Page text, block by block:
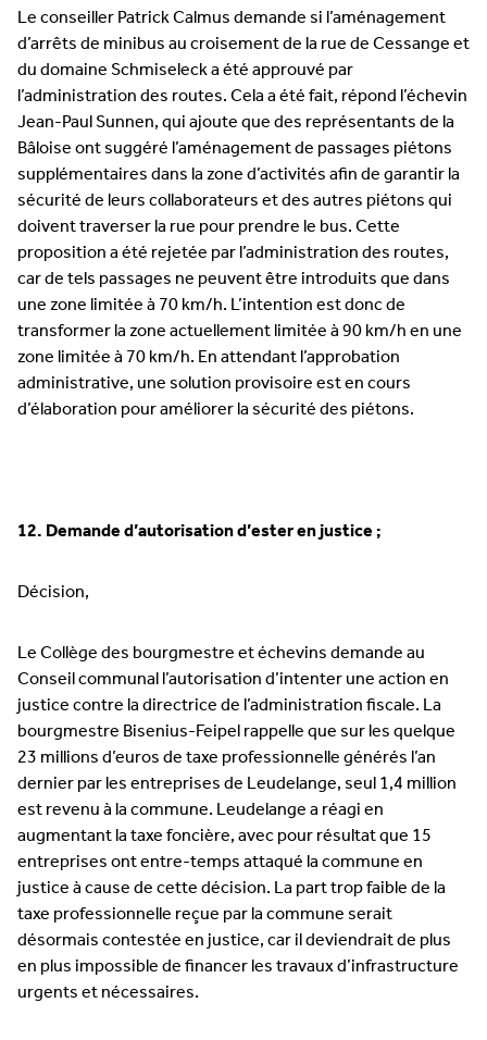
Le conseiller Patrick Calmus demande si l’aménagement
d’arrêts de minibus au croisement de la rue de Cessange et
du domaine Schmiseleck a été approuvé par
l’administration des routes. Cela a été fait, répond l’échevin
Jean-Paul Sunnen, qui ajoute que des représentants de la
Bâloise ont suggéré l’aménagement de passages piétons
supplémentaires dans la zone d’activités afin de garantir la
sécurité de leurs collaborateurs et des autres piétons qui
doivent traverser la rue pour prendre le bus. Cette
proposition a été rejetée par l’administration des routes,
car de tels passages ne peuvent être introduits que dans
une zone limitée à 70 km/h. L’intention est donc de
transformer la zone actuellement limitée à 90 km/h en une
zone limitée à 70 km/h. En attendant l’approbation
administrative, une solution provisoire est en cours
d’élaboration pour améliorer la sécurité des piétons.
12. Demande d’autorisation d’ester en justice ;
Décision,
Le Collège des bourgmestre et échevins demande au
Conseil communal l’autorisation d’intenter une action en
justice contre la directrice de l’administration fiscale. La
bourgmestre Bisenius-Feipel rappelle que sur les quelque
23 millions d’euros de taxe professionnelle générés l’an
dernier par les entreprises de Leudelange, seul 1,4 million
est revenu à la commune. Leudelange a réagi en
augmentant la taxe foncière, avec pour résultat que 15
entreprises ont entre-temps attaqué la commune en
justice à cause de cette décision. La part trop faible de la
taxe professionnelle reçue par la commune serait
désormais contestée en justice, car il deviendrait de plus
en plus impossible de financer les travaux d’infrastructure
urgents et nécessaires.